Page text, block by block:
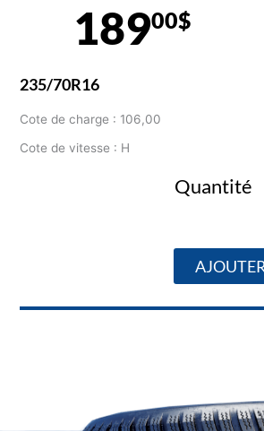
18900$
235/70R16
Cote de charge : 106,00
Cote de vitesse : H
Quantité